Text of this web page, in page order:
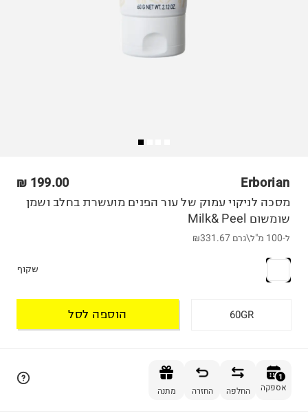
Erborian
199.00 ₪
מסכה לניקוי עמוק של עור הפנים מועשרת בחלב ושמן
שומשום Milk& Peel
₪331.67 ל-100 מ"ל\גרם
שקוף
60GR הוספה לסל
1
אספקה החלפה החזרה מתנה